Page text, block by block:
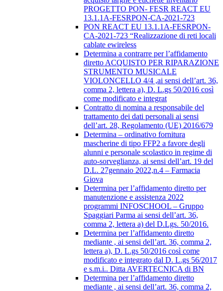
PROGETTO PON- FESR REACT EU
13.1.1A-FESRPON-CA-2021-723
PON REACT EU 13.1.1A-FESRPON-
CA-2021-723 “Realizzazione di reti locali
cablate ewireless
Determina a contrarre per l’affidamento
diretto ACQUISTO PER RIPARAZIONE
STRUMENTO MUSICALE
VIOLONCELLO 4/4 ,ai sensi dell’art. 36,
comma 2, lettera a), D. L.gs 50/2016 così
come modificato e integrat
Contratto di nomina a responsabile del
trattamento dei dati personali ai sensi
dell’art. 28, Regolamento (UE) 2016/679
Determina – ordinativo fornitura
mascherine di tipo FFP2 a favore degli
alunni e personale scolastico in regime di
auto-sorveglianza, ai sensi dell’art. 19 del
D.L. 27gennaio 2022,n.4 – Farmacia
Giova
Determina per l’affidamento diretto per
manutenzione e assistenza 2022
programmi INFOSCHOOL – Gruppo
Spaggiari Parma ai sensi dell’art. 36,
comma 2, lettera a) del D.Lgs. 50/2016.
Determina per l’affidamento diretto
mediante , ai sensi dell’art. 36, comma 2,
lettera a), D. L.gs 50/2016 così come
modificato e integrato dal D. L.gs 56/2017
e s.m.i.. Ditta AVERTECNICA di BN
Determina per l’affidamento diretto
mediante , ai sensi dell’art. 36, comma 2,